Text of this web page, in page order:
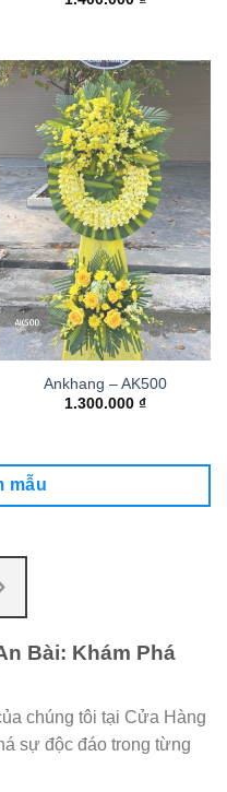
Ankhang – AK500
1.300.000 ₫
mẫu
Bài: Khám Phá
chúng tôi tại Cửa Hàng
sự độc đáo trong từng